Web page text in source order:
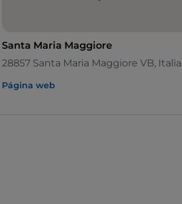
Santa Maria Maggiore
28857 Santa Maria Maggiore VB, Italia
Página web